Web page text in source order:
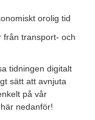
orolig tid
från transport- och
tidningen digitalt
sätt att avnjuta
på vår
nedanför!